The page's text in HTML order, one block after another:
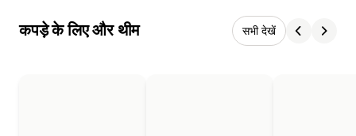
कपड़े के लिए और थीम सभी देखें